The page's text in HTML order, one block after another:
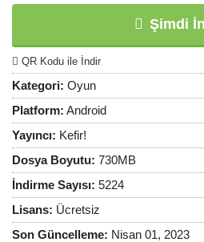
Şimdi
QR Kodu ile İndir
Kategori: Oyun
Platform: Android
Yayıncı: Kefir!
Dosya Boyutu: 730MB
İndirme Sayısı: 5224
Lisans: Ücretsiz
Son Güncelleme: Nisan 01, 2023